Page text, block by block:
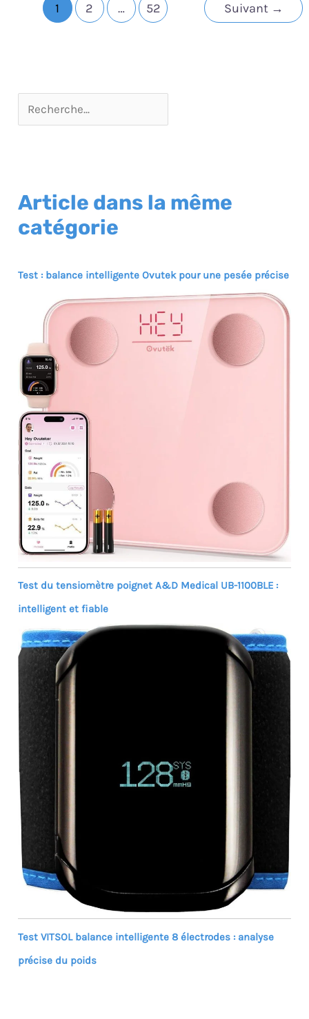
1 2 … 52 Suivant →
Article dans la même
catégorie
Test : balance intelligente Ovutek pour une pesée précise
Test du tensiomètre poignet A&D Medical UB-1100BLE :
intelligent et fiable
Test VITSOL balance intelligente 8 électrodes : analyse
précise du poids